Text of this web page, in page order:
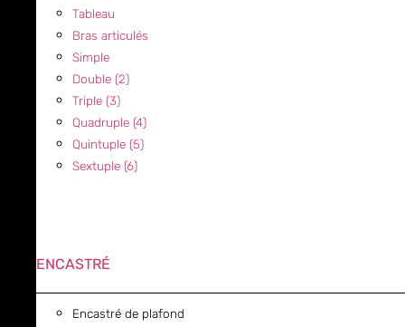
Tableau
Bras articulés
Simple
Double (2)
Triple (3)
Quadruple (4)
Quintuple (5)
Sextuple (6)
ENCASTRÉ
Encastré de plafond